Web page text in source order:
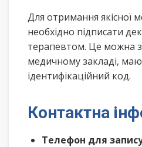
Для отримання якісної
необхідно підписати
терапевтом. Це можна
медичному закладі,
ідентифікаційний код.
Контактна
Телефон для